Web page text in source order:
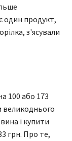
один продукт,
з'ясували
100 або 173
великоднього
і купити
грн. Про те,